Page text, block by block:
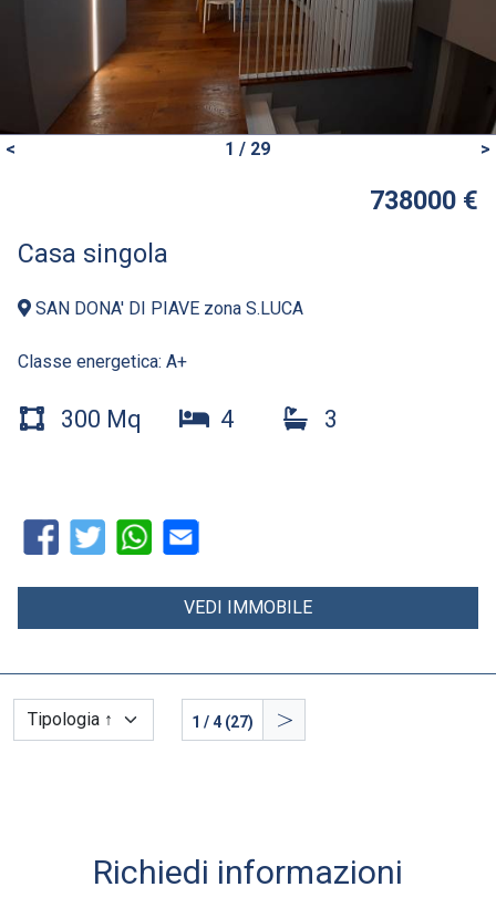
< 1 / 29 >
738000 €
Casa singola
SAN DONA' DI PIAVE zona S.LUCA
Classe energetica: A+
300 Mq 4 3
VEDI IMMOBILE
1 / 4 (27) >
Richiedi informazioni